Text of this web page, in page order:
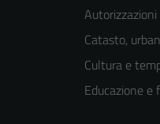
Autorizzazioni
Catasto,
Cultura e
Educazione e